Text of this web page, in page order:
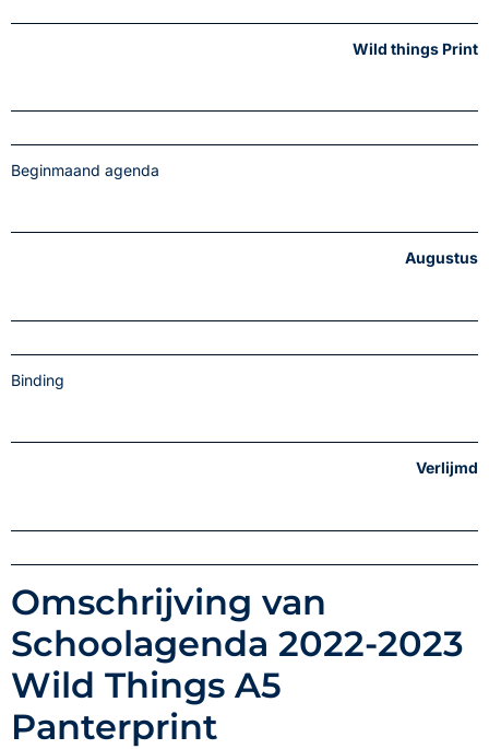
Wild things Print
Beginmaand agenda
Augustus
Binding
Verlijmd
Omschrijving van
Schoolagenda 2022-2023
Wild Things A5
Panterprint